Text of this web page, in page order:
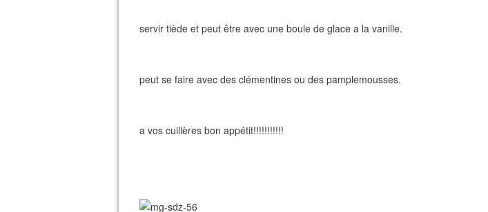
servir tiède et peut être avec une boule de glace a la vanille.
peut se faire avec des clémentines ou des pamplemousses.
a vos cuillères bon appétit!!!!!!!!!!!